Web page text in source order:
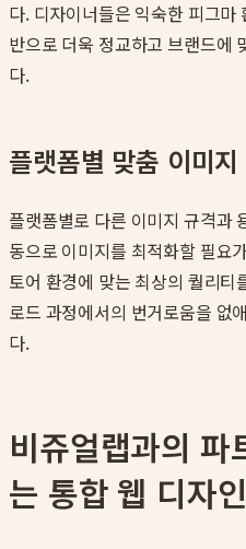
다. 디자이너들은 익숙한 피그마
반으로 더욱 정교하고 브랜드에
다.
플랫폼별 맞춤 이미
플랫폼별로 다른 이미지 규격과
동으로 이미지를 최적화할 필요
토어 환경에 맞는 최상의 퀄리티
로드 과정에서의 번거로움을 없
다.
비쥬얼랩과의 파
는 통합 웹 디자